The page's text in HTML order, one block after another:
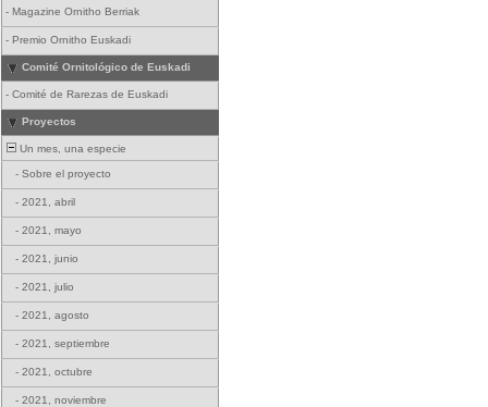
- Magazine Ornitho Berriak
- Premio Ornitho Euskadi
Comité Ornitológico de Euskadi
- Comité de Rarezas de Euskadi
Proyectos
Un mes, una especie
- Sobre el proyecto
- 2021, abril
- 2021, mayo
- 2021, junio
- 2021, julio
- 2021, agosto
- 2021, septiembre
- 2021, octubre
- 2021, noviembre